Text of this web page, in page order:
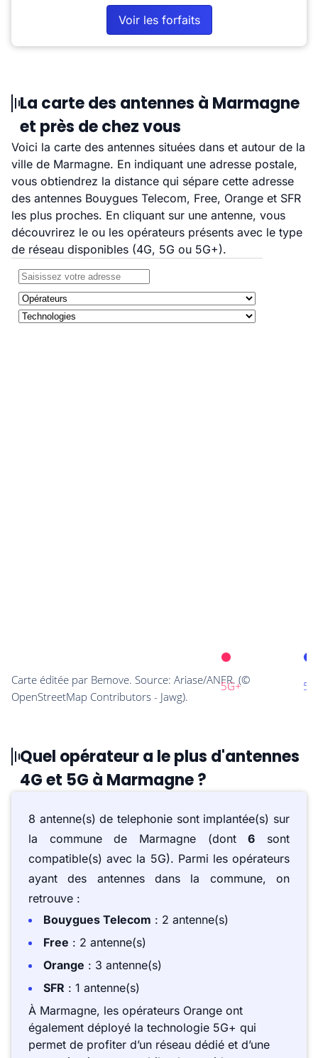
Voir les forfaits
La carte des antennes à Marmagne
et près de chez vous
Voici la carte des antennes situées dans et autour de la
ville de Marmagne. En indiquant une adresse postale,
vous obtiendrez la distance qui sépare cette adresse
des antennes Bouygues Telecom, Free, Orange et SFR
les plus proches. En cliquant sur une antenne, vous
découvrirez le ou les opérateurs présents avec le type
de réseau disponibles (4G, 5G ou 5G+).
Quel opérateur a le plus d'antennes
4G et 5G à Marmagne ?
8 antenne(s) de telephonie sont implantée(s) sur
la commune de Marmagne (dont6 sont
compatible(s) avec la 5G). Parmi les opérateurs
ayant des antennes dans la commune, on
retrouve :
Bouygues Telecom : 2 antenne(s)
Free : 2 antenne(s)
Orange : 3 antenne(s)
SFR : 1 antenne(s)
À Marmagne, les opérateurs Orange ont
également déployé la technologie 5G+ qui
permet de profiter d’un réseau dédié et d’une